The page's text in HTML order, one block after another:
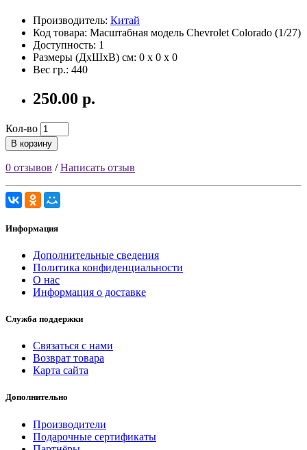
Производитель: Китай
Код товара: Масштабная модель Chevrolet Colorado (1/27)
Доступность: 1
Размеры (ДxШxВ) см: 0 x 0 x 0
Вес гр.: 440
250.00 р.
Кол-во
В корзину
0 отзывов /Написать отзыв
Информация
Дополнительные сведения
Политика конфиденциальности
О нас
Информация о доставке
Служба поддержки
Связаться с нами
Возврат товара
Карта сайта
Дополнительно
Производители
Подарочные сертификаты